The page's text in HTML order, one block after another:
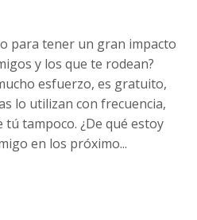
para tener un gran impacto
y los que te rodean?
esfuerzo, es gratuito,
lo utilizan con frecuencia,
tú tampoco. ¿De qué estoy
en los próximo...